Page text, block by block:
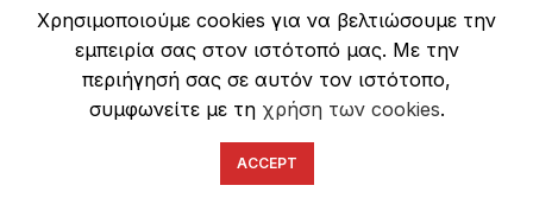
Όροι Χρήσης
Πολιτική Απορρήτου
Ασφάλεια Συναλλαγών
Χρησιμοποιούμε cookies για να βελτιώσουμε την
εμπειρία σας στον ιστότοπό μας. Με την
περιήγησή σας σε αυτόν τον ιστότοπο,
συμφωνείτε με τη χρήση των cookies.
ACCEPT